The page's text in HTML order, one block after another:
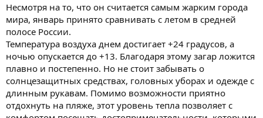
Несмотря на то, что он считается самым жарким города
мира, январь принято сравнивать с летом в средней
полосе России.
Температура воздуха днем достигает +24 градусов, а
ночью опускается до +13. Благодаря этому загар ложится
плавно и постепенно. Но не стоит забывать о
солнцезащитных средствах, головных уборах и одежде с
длинным рукавам. Помимо возможности приятно
отдохнуть на пляже, этот уровень тепла позволяет с